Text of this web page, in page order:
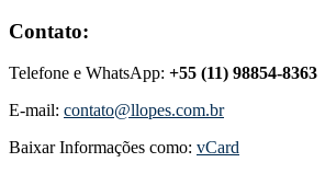
Contato:
Telefone e WhatsApp: +55 (11) 98854-8363
E-mail: contato@llopes.com.br
Baixar Informações como: vCard